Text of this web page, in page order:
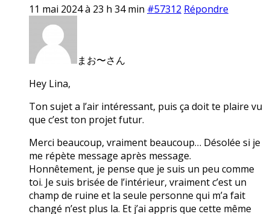
11 mai 2024 à 23 h 34 min #57312 Répondre
まお〜さん
Hey Lina,
Ton sujet a l’air intéressant, puis ça doit te plaire vu
que c’est ton projet futur.
Merci beaucoup, vraiment beaucoup… Désolée si je
me répète message après message.
Honnêtement, je pense que je suis un peu comme
toi. Je suis brisée de l’intérieur, vraiment c’est un
champ de ruine et la seule personne qui m’a fait
changé n’est plus la. Et j’ai appris que cette même